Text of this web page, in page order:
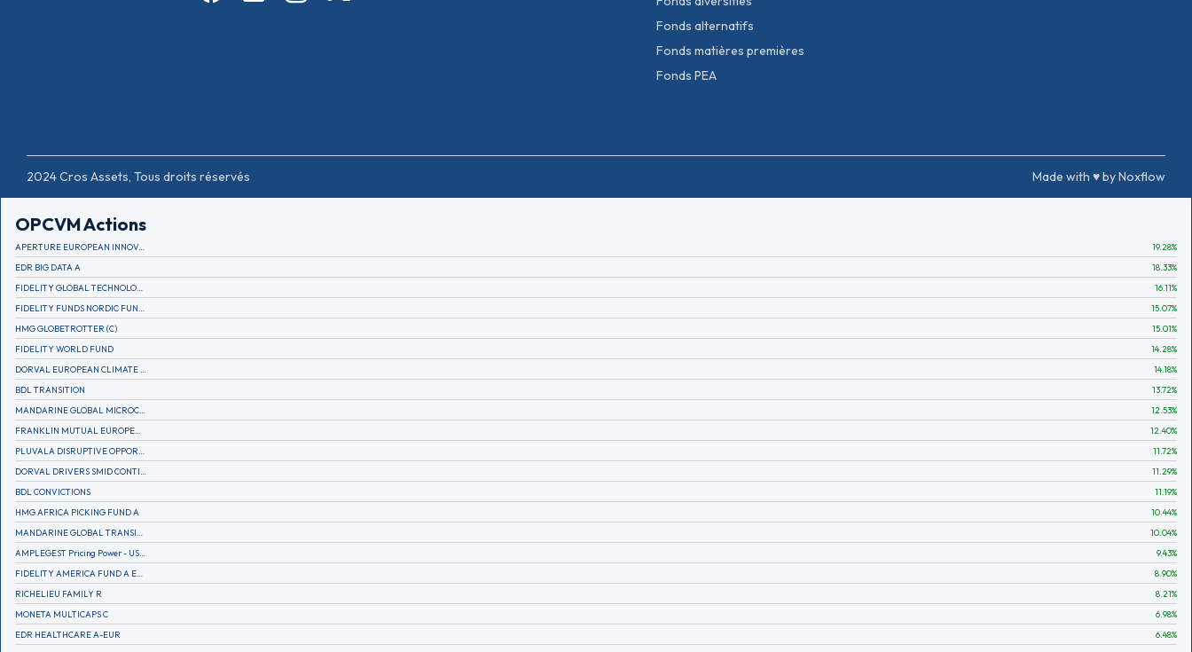
Fonds alternatifs
Fonds matières premières
Fonds PEA
2024 Cros Assets, Tous droits réservés Made with ♥ by Noxflow
OPCVM Actions
APERTURE EUROPEAN INNOVATION 19.28%
EDR BIG DATA A
18.33%
16.11%
15.07%
HMG GLOBETROTTER (C)
15.01%
FIDELITY WORLD FUND
14.28%
14.18%
BDL TRANSITION
13.72%
12.53%
12.40%
11.72%
11.29%
BDL CONVICTIONS
11.19%
HMG AFRICA PICKING FUND A
10.44%
10.04%
9.43%
8.90%
RICHELIEU FAMILY R
8.21%
MONETA MULTICAPS C
6.98%
EDR HEALTHCARE A-EUR
6.48%